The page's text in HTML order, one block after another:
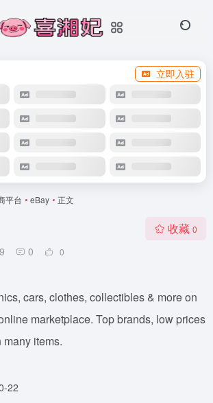
立即入驻
平台 • eBay • 正文
9 0 0
收藏 0
cars, clothes, collectibles & more on
marketplace. Top brands, low prices
items.
22